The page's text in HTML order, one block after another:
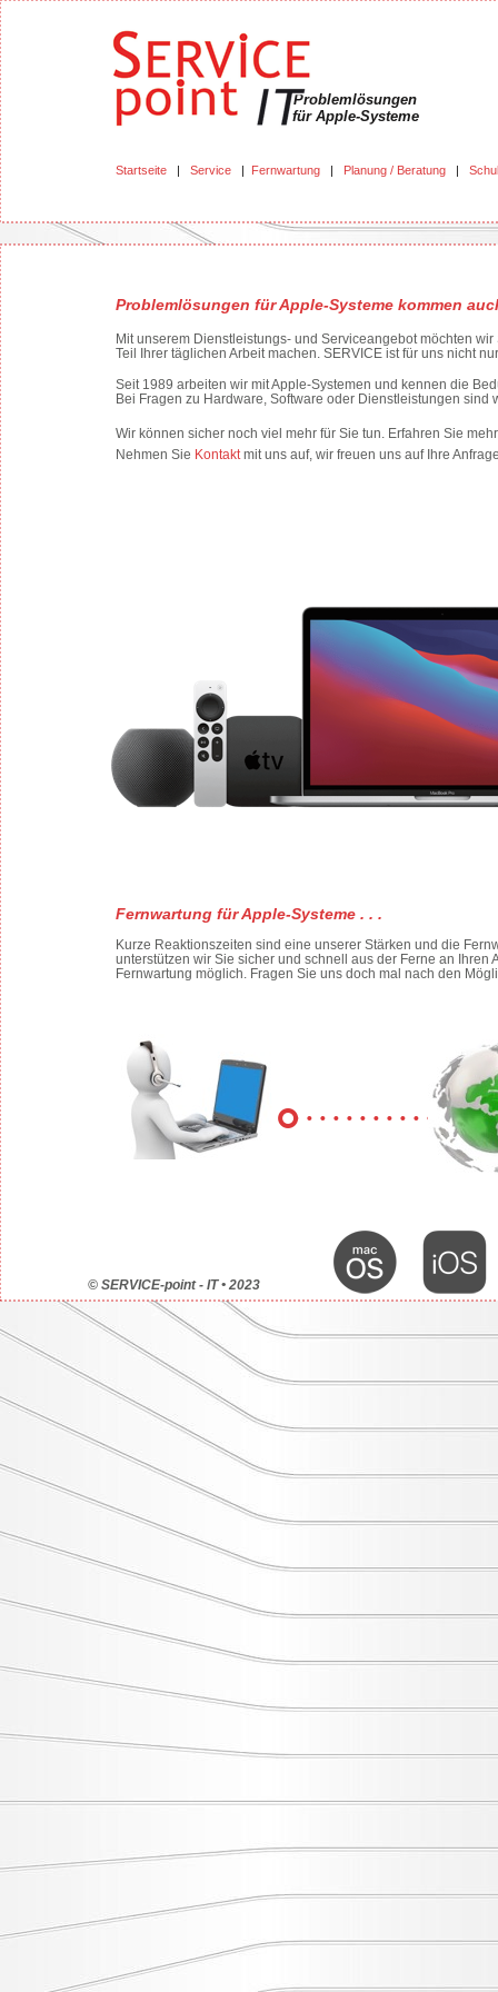
Fernwartung für Apple-Systeme . . .
Kurze Reaktionszeiten sind eine unserer Stärken und die
unterstützen wir Sie sicher und schnell aus der Ferne an
Fernwartung möglich. Fragen Sie uns doch mal nach den
Problemlösungen für Apple-Systeme kommen
Mit unserem Dienstleistungs- und Serviceangebot möchten
Teil Ihrer täglichen Arbeit machen. SERVICE ist für uns nicht
Seit 1989 arbeiten wir mit Apple-Systemen und kennen die
Bei Fragen zu Hardware, Software oder Dienstleistungen sind
Wir können sicher noch viel mehr für Sie tun. Erfahren Sie
Nehmen Sie Kontaktmit uns auf, wir freuen uns auf Ihre
© SERVICE-point - IT • 2023
Problemlösungen
für Apple-Systeme
Startseite | Service | Fernwartung | Planung / Beratung |